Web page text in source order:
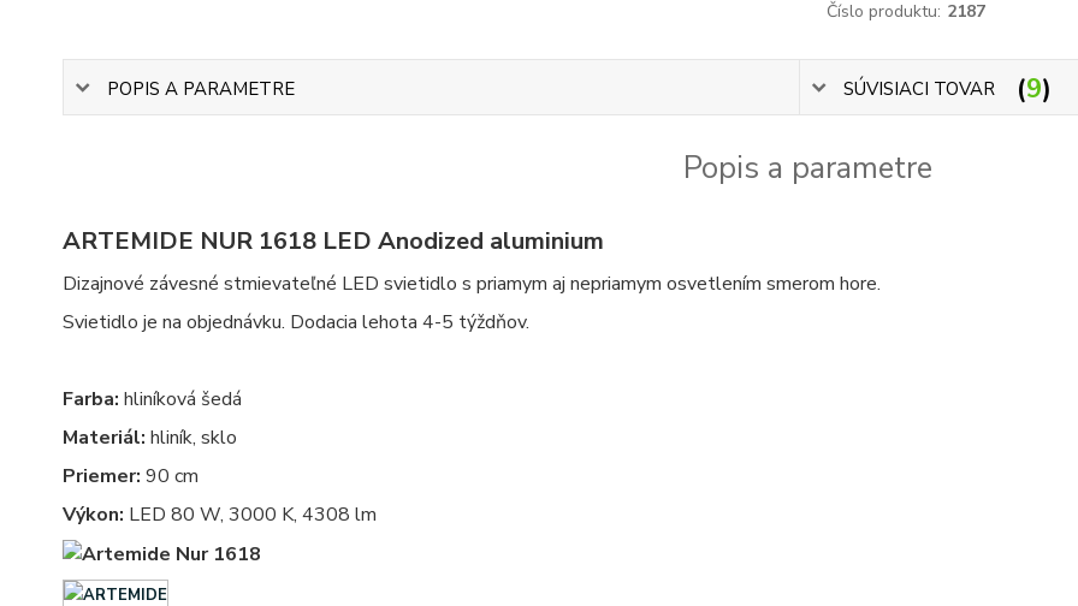
Číslo produktu: 2187
POPIS A PARAMETRE SÚVISIACI TOVAR 9
Popis a parametre
ARTEMIDE NUR 1618 LED Anodized aluminium
Dizajnové závesné stmievateľné LED svietidlo s priamym aj nepriamym osvetlením smerom hore.
Svietidlo je na objednávku. Dodacia lehota 4-5 týždňov.
Farba: hliníková šedá
Materiál: hliník, sklo
Priemer: 90 cm
Výkon: LED 80 W, 3000 K, 4308 lm